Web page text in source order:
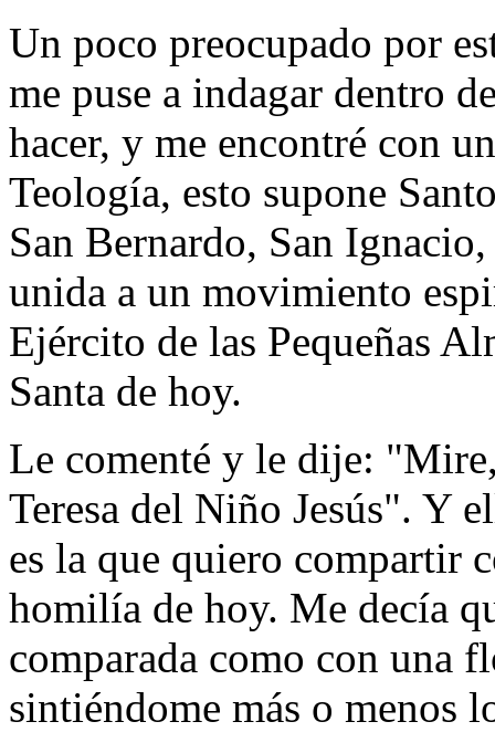
Un poco preocupado por
me puse a indagar dentro
hacer, y me encontré con
Teología, esto supone
San Bernardo, San
unida a un movimiento
Ejército de las Pequeñas
Santa de hoy.
Le comenté y le dije:
Teresa del Niño Jesús". Y
es la que quiero compartir
homilía de hoy. Me decía
comparada como con una
sintiéndome más o menos